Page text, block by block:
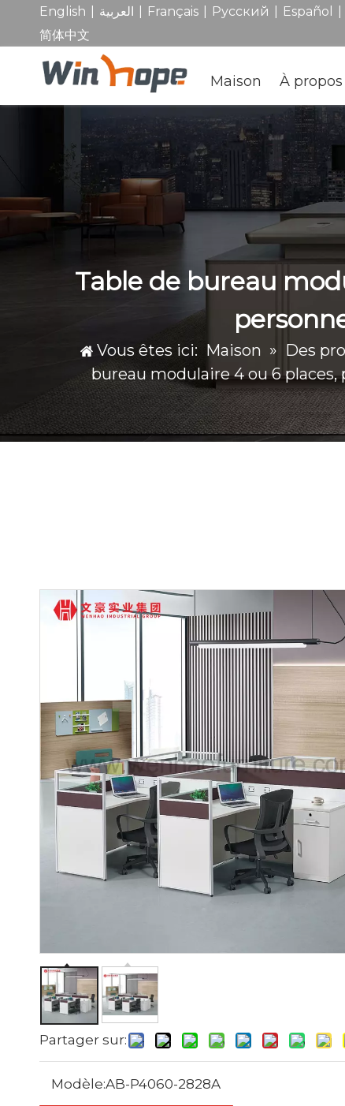
English العربية Français Pусский Español
简体中文
Maison À
Table de bureau
Vous êtes ici: Maison » Des
bureau modulaire 4 ou 6
Partager sur:
Modèle:AB-P4060-2828A